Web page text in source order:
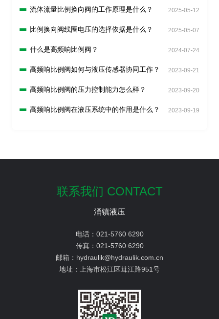
流体流量比例换向阀的工作原理是什么？ 2025-05-12
比例换向阀线圈电压的选择依据是什么？ 2025-05-07
什么是高频响比例阀？ 2024-07-24
高频响比例阀如何与液压传感器协同工作？ 2023-09-21
高频响比例阀的压力控制能力怎么样？ 2023-09-20
高频响比例阀在液压系统中的作用是什么？ 2023-09-19
联系我们 CONTACT
涌镇液压
电话： 021-5760 6290
传真： 021-5760 6290
邮箱： hydraulik@hydraulik.com.cn
地址： 上海市松江区茸江路951号